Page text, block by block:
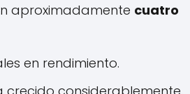
aproximadamente cuatro
en rendimiento.
crecido considerablemente.